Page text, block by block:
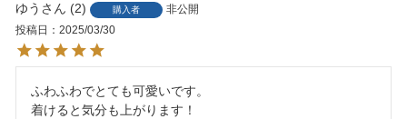
ゆう 2 購入者
非公開
投稿日
2025/03/30
ふわふわでとても可愛いです。
着けると気分も上がります！